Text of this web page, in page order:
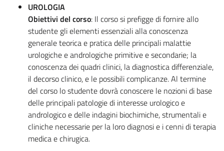
UROLOGIA
Obiettivi del corso: Il corso si prefigge di fornire allo
studente gli elementi essenziali alla conoscenza
generale teorica e pratica delle principali malattie
urologiche e andrologiche primitive e secondarie; la
conoscenza dei quadri clinici, la diagnostica differenziale,
il decorso clinico, e le possibili complicanze. Al termine
del corso lo studente dovrà conoscere le nozioni di base
delle principali patologie di interesse urologico e
andrologico e delle indagini biochimiche, strumentali e
cliniche necessarie per la loro diagnosi e i cenni di terapia
medica e chirugica.